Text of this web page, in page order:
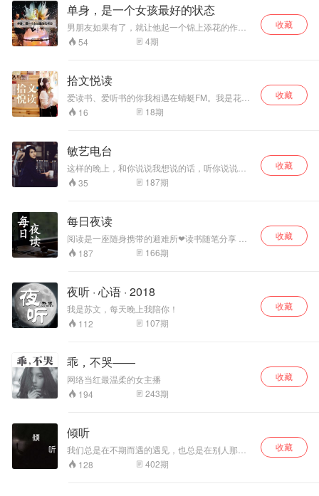
单身，是一个女孩最好的状态
男朋友如果有了，就让他起一个锦上添花的作
用，没有的话，自己的生活也要十分精致、独
立。人要往高处走，总有人喜欢你原本的样子，
望在空闲时间可以跟男朋友一起出去爬爬山、旅
旅行，进一家有情调的小店写写明信片，然后寄
给朋友，时不时给对方一个微笑以及一个拥抱，
但是在平时工作学习的时候，又能做到互不干涉
互不打扰对方，给对方足够的自由。但是我的那
己时，他或许就能一眼看到我了
54 4期
收藏
拾文悦读
爱读书、爱听书的你我相遇在蜻蜓FM。我是花一
程，每一个深夜将我钟爱的文字读给你听。新浪
微博：花一程；微信公众号：花一程。合作事宜
16 18期
收藏
敏艺电台
这样的晚上，和你说说我想说的话，听你说说你
愿意告诉我的话。
35 187期
收藏
每日夜读
阅读是一座随身携带的避难所❤读书随笔分享 有
精华书摘，也有好书分享。 谢谢你喜欢我的声
音， 每日夜读，伴你入梦。 感恩相遇！
187 166期
收藏
夜听 · 心语 · 2018
我是苏文，每天晚上我陪你！
112
107期
收藏
乖，不哭——
网络当红最温柔的女主播
194
243期
收藏
倾听
我们总是在不期而遇的遇见，也总是在别人那里
聆听着我们自己的故事，那么相似，那么感动，
倾听，倾听你的故事
128 402期
收藏